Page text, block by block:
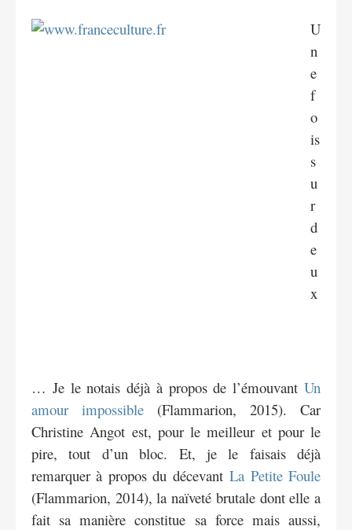
U
n
e
f
o
is
s
u
r
d
e
u
x
… Je le notais déjà à propos de l’émouvant Un
amour impossible (Flammarion, 2015). Car
Christine Angot est, pour le meilleur et pour le
pire, tout d’un bloc. Et, je le faisais déjà
remarquer à propos du décevantLa Petite Foule
(Flammarion, 2014), la naïveté brutale dont elle a
fait sa manière constitue sa force mais aussi,